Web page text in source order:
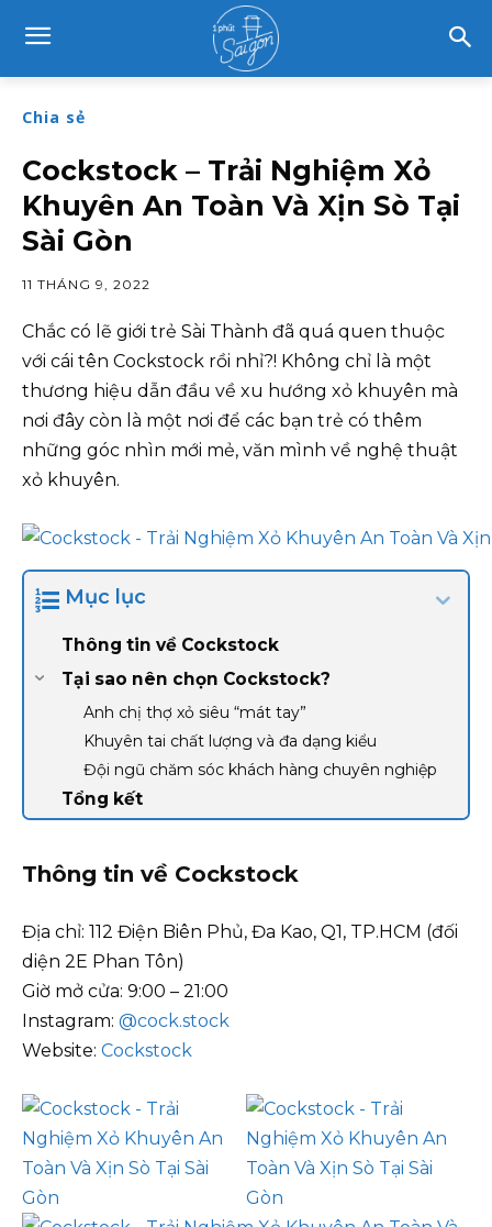
Chia sẻ
Cockstock – Trải Nghiệm Xỏ
Khuyên An Toàn Và Xịn Sò Tại
Sài Gòn
11 THÁNG 9, 2022
Chắc có lẽ giới trẻ Sài Thành đã quá quen thuộc
với cái tên Cockstock rồi nhỉ?! Không chỉ là một
thương hiệu dẫn đầu về xu hướng xỏ khuyên mà
nơi đây còn là một nơi để các bạn trẻ có thêm
những góc nhìn mới mẻ, văn mình về nghệ thuật
xỏ khuyên.
Mục lục
Thông tin về Cockstock
Tại sao nên chọn Cockstock?
Anh chị thợ xỏ siêu “mát tay”
Khuyên tai chất lượng và đa dạng kiểu
Đội ngũ chăm sóc khách hàng chuyên nghiệp
Tổng kết
Thông tin về Cockstock
Địa chỉ: 112 Điện Biên Phủ, Đa Kao, Q1, TP.HCM (đối
diện 2E Phan Tôn)
Giờ mở cửa: 9:00 – 21:00
Instagram: @cock.stock
Website: Cockstock